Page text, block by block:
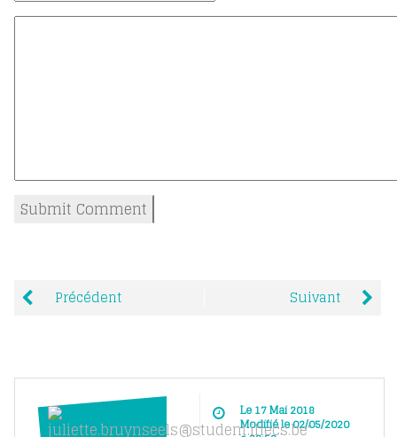
Précédent Suivant
Le 17 Mai 2018
Modifié le 02/05/2020